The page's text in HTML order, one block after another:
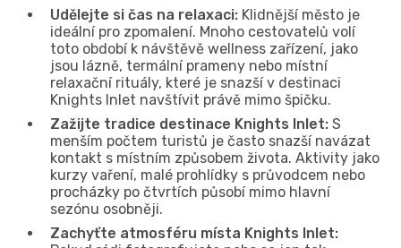
Udělejte si čas na relaxaci: Klidnější město je
ideální pro zpomalení. Mnoho cestovatelů volí
toto období k návštěvě wellness zařízení, jako
jsou lázně, termální prameny nebo místní
relaxační rituály, které je snazší v destinaci
Knights Inlet navštívit právě mimo špičku.
Zažijte tradice destinace Knights Inlet: S
menším počtem turistů je často snazší navázat
kontakt s místním způsobem života. Aktivity jako
kurzy vaření, malé prohlídky s průvodcem nebo
procházky po čtvrtích působí mimo hlavní
sezónu osobněji.
Zachyťte atmosféru místa Knights Inlet: